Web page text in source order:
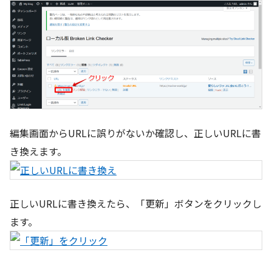
編集画面からURLに誤りがないか確認し、正しいURLに書
き換えます。
正しいURLに書き換えたら、「更新」ボタンをクリックし
ます。